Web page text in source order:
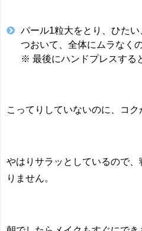
パール1粒大をとり、ひた
つおいて、全体にムラなく
※ 最後にハンドプレスする
こってりしていないのに、コク
やはりサラッとしているので
りません。